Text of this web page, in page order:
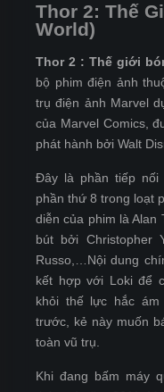
Thor 2: Thế
World)
Thor 2 : Thế giới
bộ phim điện ảnh
trụ điện ảnh Marvel
của Marvel Comics,
phát hành bởi Walt
Đây là phần tiếp nối
phần thứ 8 trong loạt
diễn của phim là Alan
bút bởi Christopher
Russo,…Nội dung
kết hợp với Loki để
khỏi thế lực hắc
trước, kẻ này muốn
toàn vũ trụ.
Khi đang bấm máy